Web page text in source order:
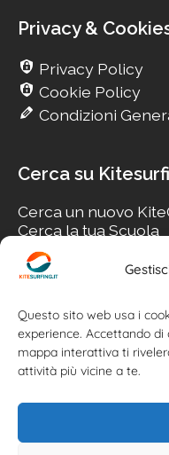
Questo sito web usa i
experience. Accettando
mappa interattiva ti
attività più vicine a te.
Privacy &
Privacy Policy
Cookie Policy
Condizioni
Cerca su
Cerca un nuovo
Cerca la tua Scuola
Cerca il tuo KiteSpot
Cerca